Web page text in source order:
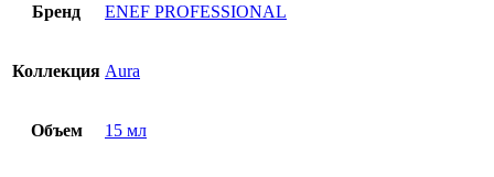
Бренд ENEF PROFESSIONAL
Коллекция Aura
Объем 15 мл